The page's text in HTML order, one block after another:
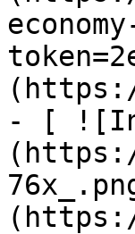
- [